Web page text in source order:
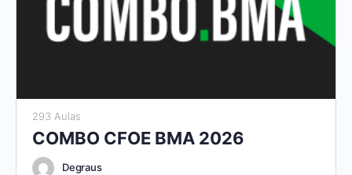
293 Aulas
COMBO CFOE BMA 2026
Degraus